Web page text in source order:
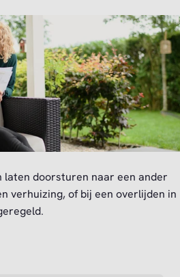
laten doorsturen naar een ander
verhuizing, of bij een overlijden in